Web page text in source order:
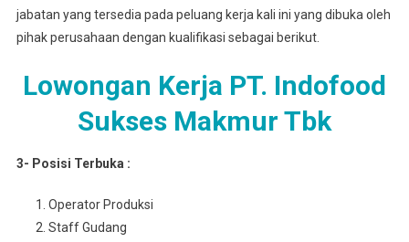
jabatan yang tersedia pada peluang kerja kali ini yang dibuka oleh
pihak perusahaan dengan kualifikasi sebagai berikut.
Lowongan Kerja PT. Indofood
Sukses Makmur Tbk
3- Posisi Terbuka :
Operator Produksi
Staff Gudang